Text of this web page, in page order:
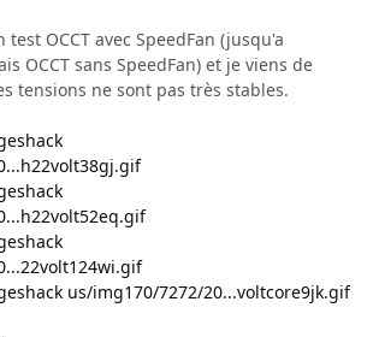
test OCCT avec SpeedFan (jusqu'a
OCCT sans SpeedFan) et je viens de
tensions ne sont pas très stables.
us/img170/7272/20...voltcore9jk.gif